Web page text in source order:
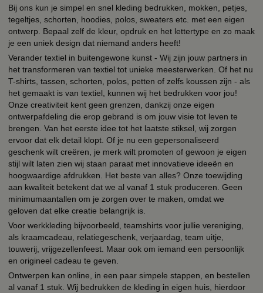
Bij ons kun je simpel en snel kleding bedrukken, mokken, petjes,
tegeltjes, schorten, hoodies, polos, sweaters etc. met een eigen
ontwerp. Bepaal zelf de kleur, opdruk en het lettertype en zo maak
je een uniek design dat niemand anders heeft!
Verander textiel in buitengewone kunst - Wij zijn jouw partners in
het transformeren van textiel tot unieke meesterwerken. Of het nu
T-shirts, tassen, schorten, polos, petten of zelfs koussen zijn - als
het gemaakt is van textiel, kunnen wij het bedrukken voor jou!
Onze creativiteit kent geen grenzen, dankzij onze eigen
ontwerpafdeling die erop gebrand is om jouw visie tot leven te
brengen. Van het eerste idee tot het laatste stiksel, wij zorgen
ervoor dat elk detail klopt. Of je nu een gepersonaliseerd
geschenk wilt creëren, je merk wilt promoten of gewoon je eigen
stijl wilt laten zien wij staan paraat met innovatieve ideeën en
hoogwaardige afdrukken. Het beste van alles? Onze toewijding
aan kwaliteit betekent dat we al vanaf 1 stuk produceren. Geen
minimumaantallen om je zorgen over te maken, omdat we
geloven dat elke creatie belangrijk is.
Voor werkkleding bijvoorbeeld, teamshirts voor jullie vereniging,
als kraamcadeau, relatiegeschenk, verjaardag, team uitje,
touwerij, vrijgezellenfeest. Maar ook om iemand een persoonlijk
en origineel cadeau te geven.
Ontwerpen kan online, in een paar simpele stappen, en bestellen
al vanaf 1 stuk. Wij bedrukken de kleding in eigen huis, hierdoor